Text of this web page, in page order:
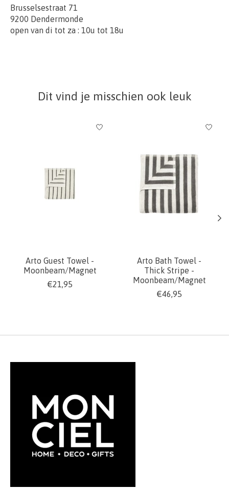
Brusselsestraat 71
9200 Dendermonde
open van di tot za : 10u tot 18u
Dit vind je misschien ook leuk
Items van productcarrousel
Arto Guest Towel -
Moonbeam/Magnet
€21,95
Arto Bath Towel -
Thick Stripe -
Moonbeam/Magnet
€46,95